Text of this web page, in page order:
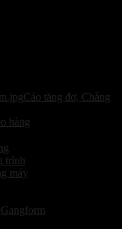
Cảo tăng đơ, Chằng
hàng
trình
máy